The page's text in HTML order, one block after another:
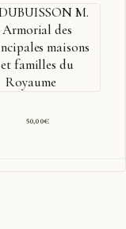
M.
Armorial des
maisons
et familles du
Royaume
50,00€